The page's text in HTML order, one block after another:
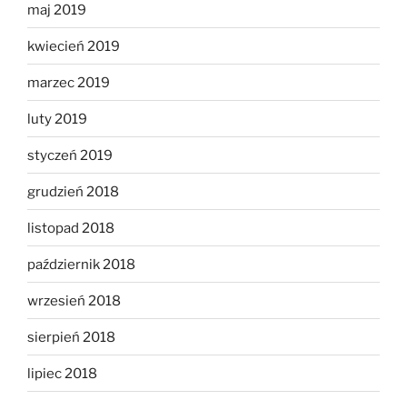
maj 2019
kwiecień 2019
marzec 2019
luty 2019
styczeń 2019
grudzień 2018
listopad 2018
październik 2018
wrzesień 2018
sierpień 2018
lipiec 2018